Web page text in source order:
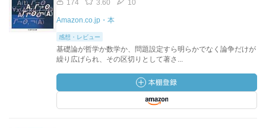
174 3.60 10
Amazon.co.jp・本
感想・レビュー
基礎論が哲学か数学か、問題設定すら明らかでなく論争だけが
繰り広げられ、その区切りとして著さ...